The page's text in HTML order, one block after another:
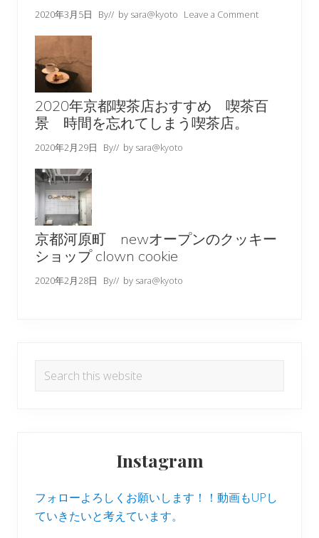
2020年3月5日 By// by sara@kyoto Leave a Comment
2020年京都喫茶店おすすめ 喫茶百
景 時間を忘れてしまう喫茶店。
2020年2月29日 By// by sara@kyoto
京都河原町 newオープンのクッキー
ショップ clown cookie
2020年2月28日 By// by sara@kyoto
Search
Instagram
フォローよろしくお願いします！！動画もUPし
ていきたいと考えています。